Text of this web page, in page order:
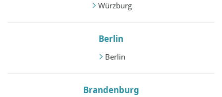
Würzburg
Berlin
Berlin
Brandenburg